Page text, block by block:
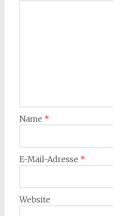
Name *
E-Mail-Adresse *
Website